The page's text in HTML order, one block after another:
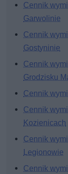
Cennik
Garwolinie
Cennik
Gostyninie
Cennik
Grodzisku
Cennik
Cennik
Kozienicach
Cennik
Legionowie
Cennik